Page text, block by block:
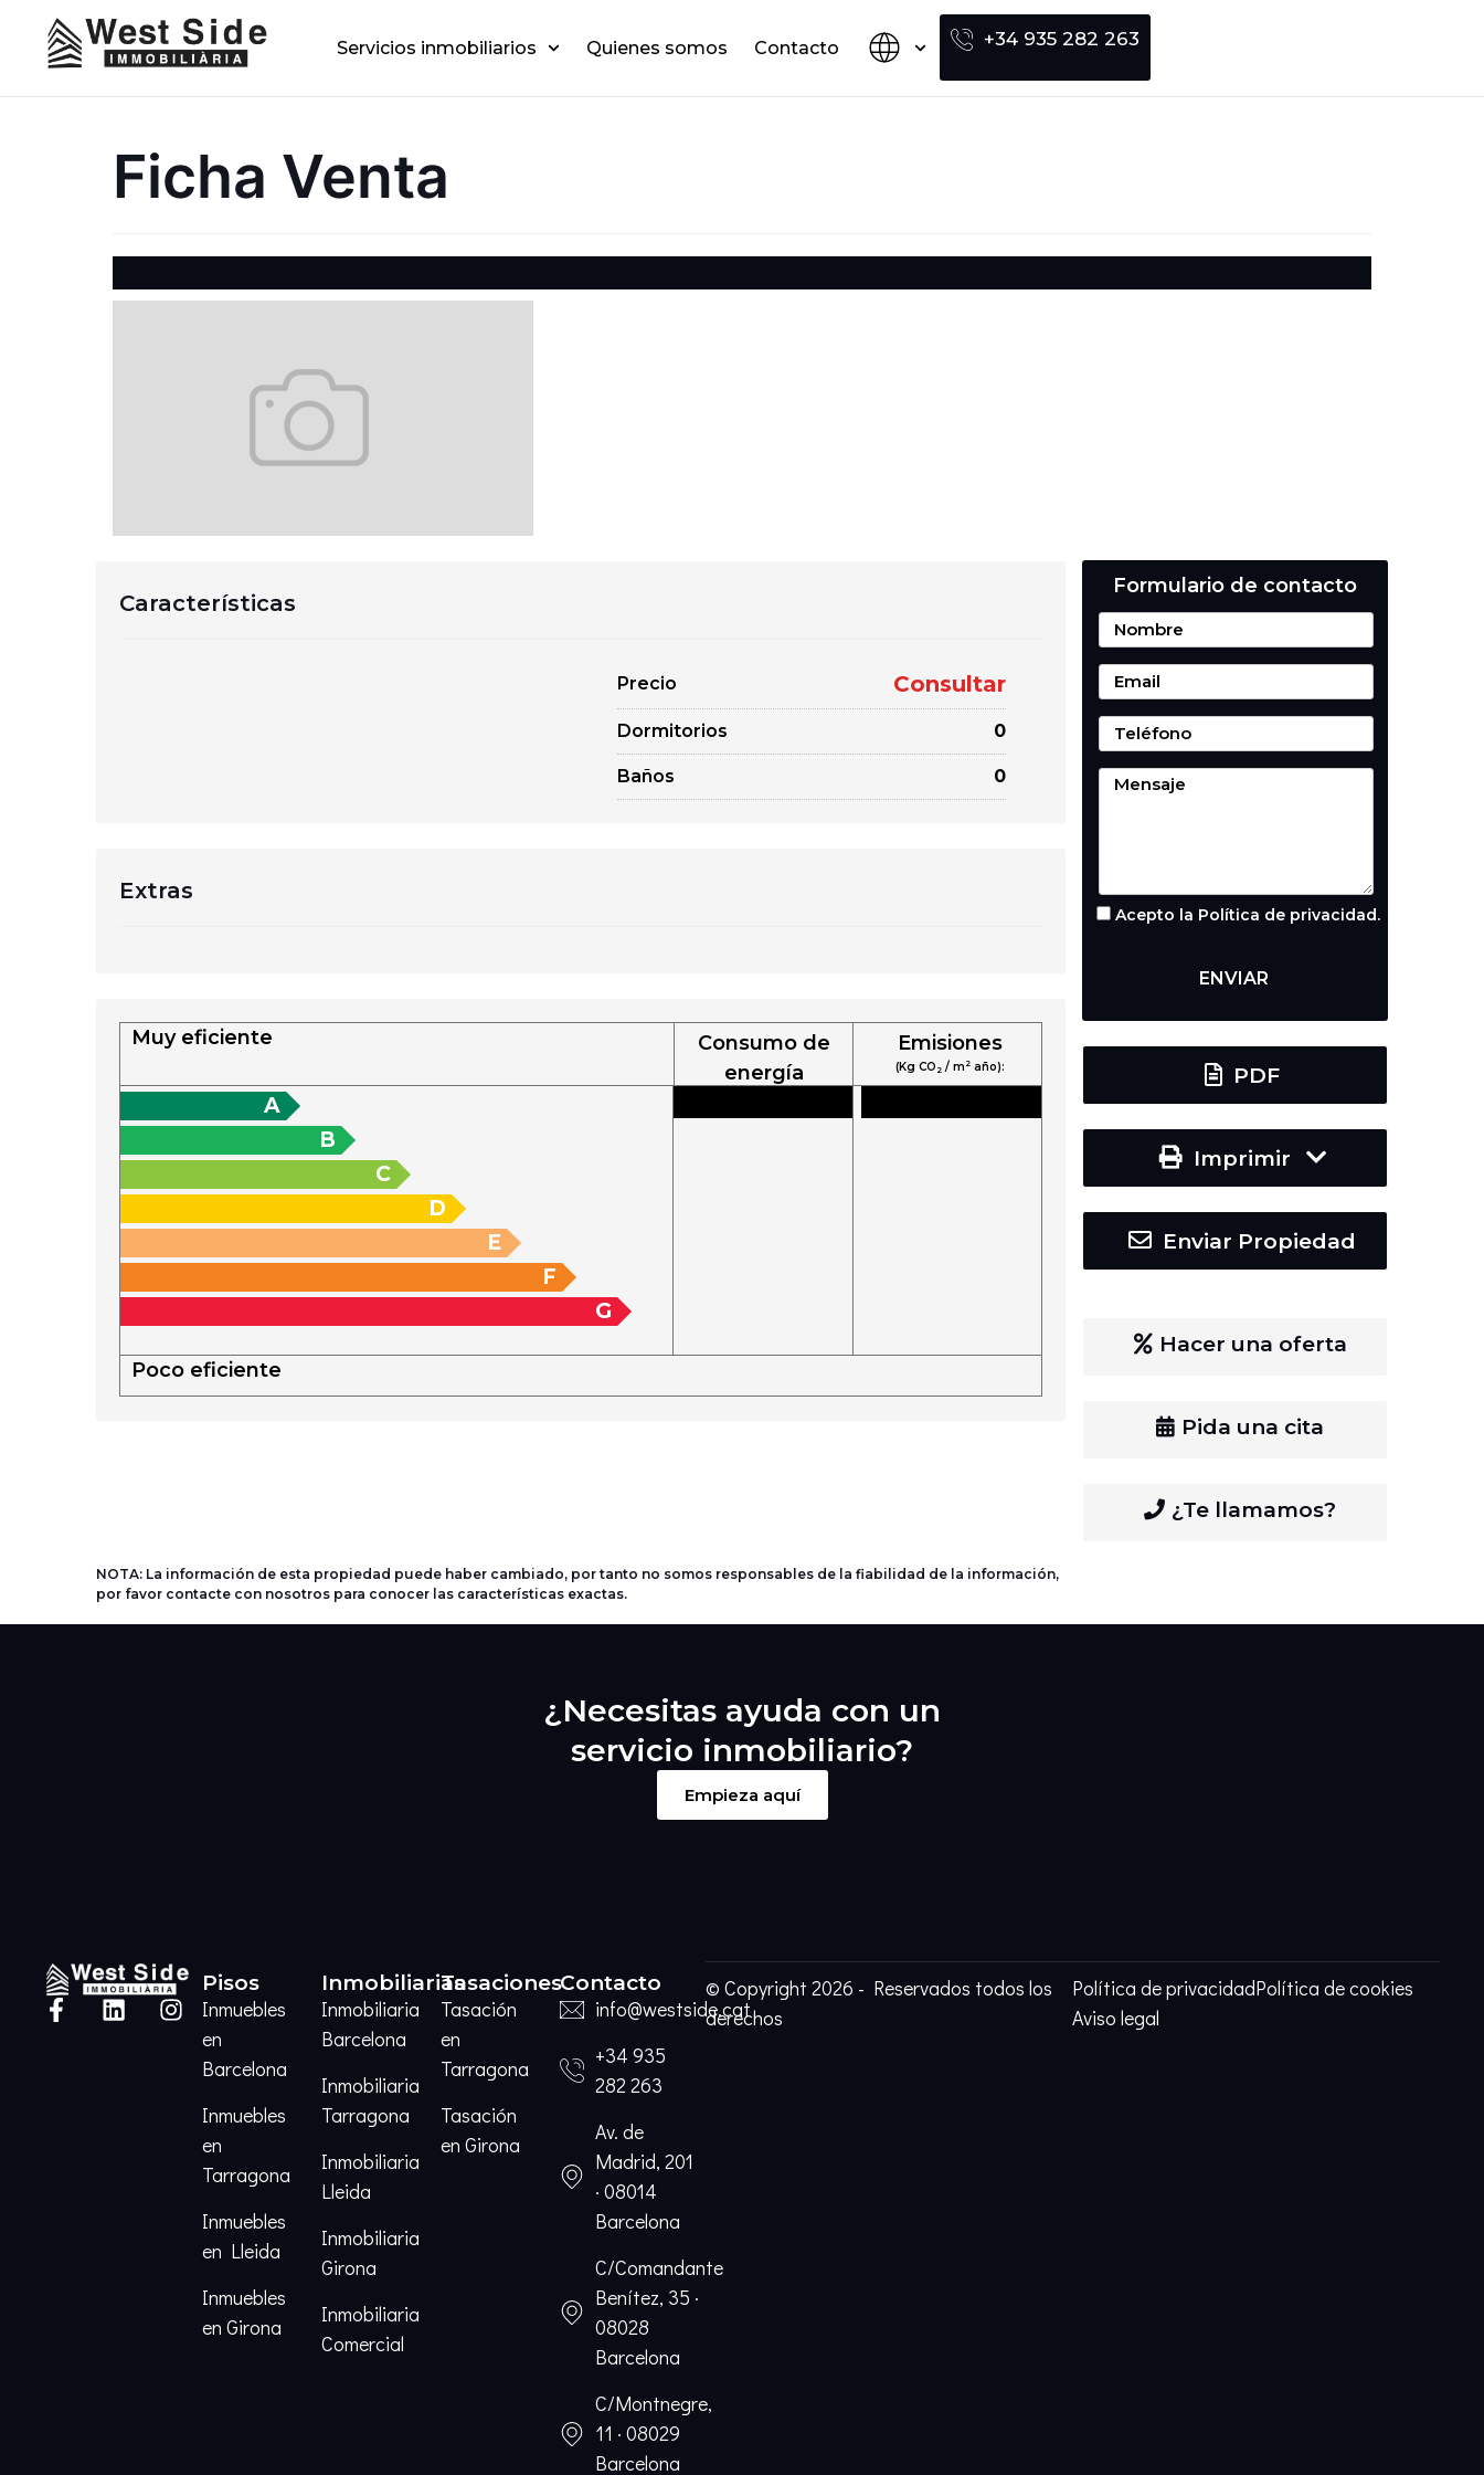
Servicios inmobiliarios Quienes somos Contacto +34 935 282 263
Ficha Venta
Características
Precio Consultar
Dormitorios 0
Baños 0
Extras
Muy eficiente
Consumo de
energía
Emisiones
(Kg CO 2 / m 2 año):
A
B
C
D
E
F
G
Poco eficiente
Formulario de contacto
Acepto la Política de privacidad.
PDF
Imprimir
Enviar Propiedad
Hacer una oferta
Pida una cita
¿Te llamamos?
NOTA: La información de esta propiedad puede haber cambiado, por tanto no somos responsables de la fiabilidad de la información,
por favor contacte con nosotros para conocer las características exactas.
¿Necesitas ayuda con un
servicio inmobiliario?
Empieza aquí
Pisos
Inmuebles
en
Barcelona
Inmuebles
en
Tarragona
Inmuebles
en Lleida
Inmuebles
en Girona
Inmobiliarias
Inmobiliaria
Barcelona
Inmobiliaria
Tarragona
Inmobiliaria
Lleida
Inmobiliaria
Girona
Inmobiliaria
Comercial
Tasaciones
Tasación
en
Tarragona
Tasación
en Girona
Contacto
info@westside.cat
+34 935
282 263
Av. de
Madrid, 201
· 08014
Barcelona
C/Comandante
Benítez, 35 ·
08028
Barcelona
C/Montnegre,
11 · 08029
Barcelona
© Copyright 2026 - Reservados todos los
derechos
Política de privacidadPolítica de cookies
Aviso legal